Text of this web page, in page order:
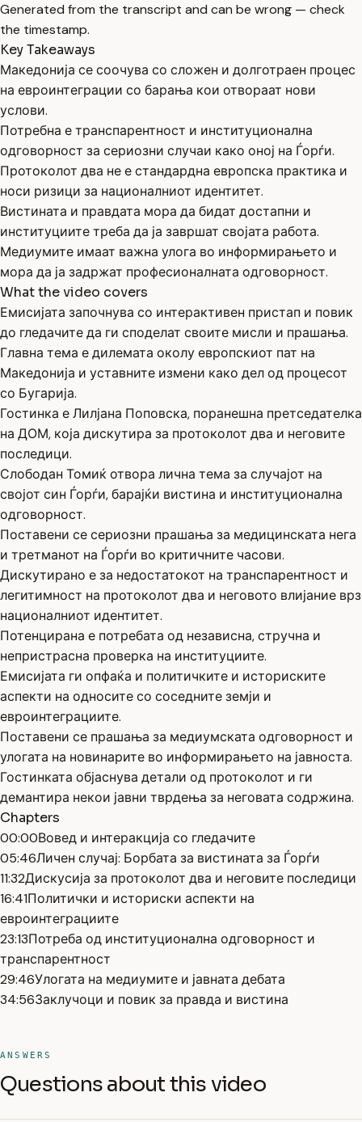
Generated from the transcript and can be wrong — check
the timestamp.
Key Takeaways
Македонија се соочува со сложен и долготраен процес
на евроинтеграции со барања кои отвораат нови
услови.
Потребна е транспарентност и институционална
одговорност за сериозни случаи како оној на Ѓорѓи.
Протоколот два не е стандардна европска практика и
носи ризици за националниот идентитет.
Вистината и правдата мора да бидат достапни и
институциите треба да ја завршат својата работа.
Медиумите имаат важна улога во информирањето и
мора да ја задржат професионалната одговорност.
What the video covers
Емисијата започнува со интерактивен пристап и повик
до гледачите да ги споделат своите мисли и прашања.
Главна тема е дилемата околу европскиот пат на
Македонија и уставните измени како дел од процесот
со Бугарија.
Гостинка е Лилјана Поповска, поранешна претседателка
на ДОМ, која дискутира за протоколот два и неговите
последици.
Слободан Томиќ отвора лична тема за случајот на
својот син Ѓорѓи, барајќи вистина и институционална
одговорност.
Поставени се сериозни прашања за медицинската нега
и третманот на Ѓорѓи во критичните часови.
Дискутирано е за недостатокот на транспарентност и
легитимност на протоколот два и неговото влијание врз
националниот идентитет.
Потенцирана е потребата од независна, стручна и
непристрасна проверка на институциите.
Емисијата ги опфаќа и политичките и историските
аспекти на односите со соседните земји и
евроинтеграциите.
Поставени се прашања за медиумската одговорност и
улогата на новинарите во информирањето на јавноста.
Гостинката објаснува детали од протоколот и ги
демантира некои јавни тврдења за неговата содржина.
Chapters
00:00Вовед и интеракција со гледачите
05:46Личен случај: Борбата за вистината за Ѓорѓи
11:32Дискусија за протоколот два и неговите последици
16:41Политички и историски аспекти на
евроинтеграциите
23:13Потреба од институционална одговорност и
транспарентност
29:46Улогата на медиумите и јавната дебата
34:56Заклучоци и повик за правда и вистина
ANSWERS
Questions about this video